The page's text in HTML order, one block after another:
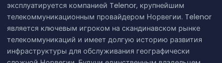
эксплуатируется компанией Telenor, крупнейшим
телекоммуникационным провайдером Норвегии. Telenor
является ключевым игроком на скандинавском рынке
телекоммуникаций и имеет долгую историю развития
инфраструктуры для обслуживания географически